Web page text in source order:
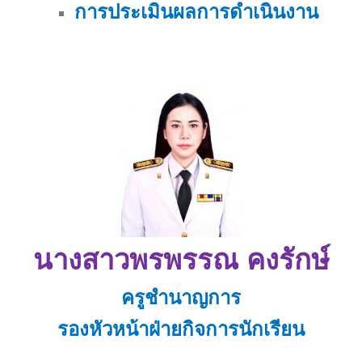
การประเมินผลการดำเนินงาน
นางสาวพรพรรณ คงรักษ์
ครูชำนาญการ
รองหัวหน้าฝ่ายกิจการนักเรียน